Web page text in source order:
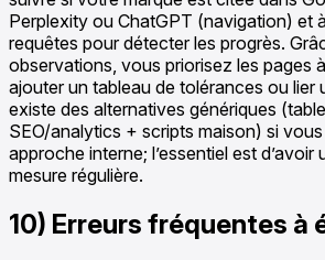
Perplexity ou ChatGPT (navigation) et
requêtes pour détecter les progrès.
observations, vous priorisez les pages
ajouter un tableau de tolérances ou lier
existe des alternatives génériques
SEO/analytics + scripts maison) si
approche interne; l’essentiel est d’avoir
mesure régulière.
10) Erreurs fréquentes à